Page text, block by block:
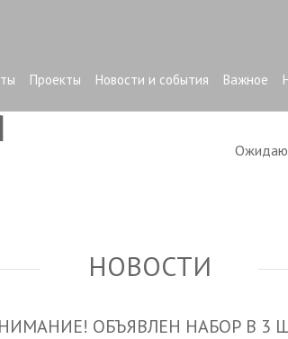
Проекты Новости и события Важное
НОВОСТИ
ОБЪЯВЛЕН НАБОР В 3